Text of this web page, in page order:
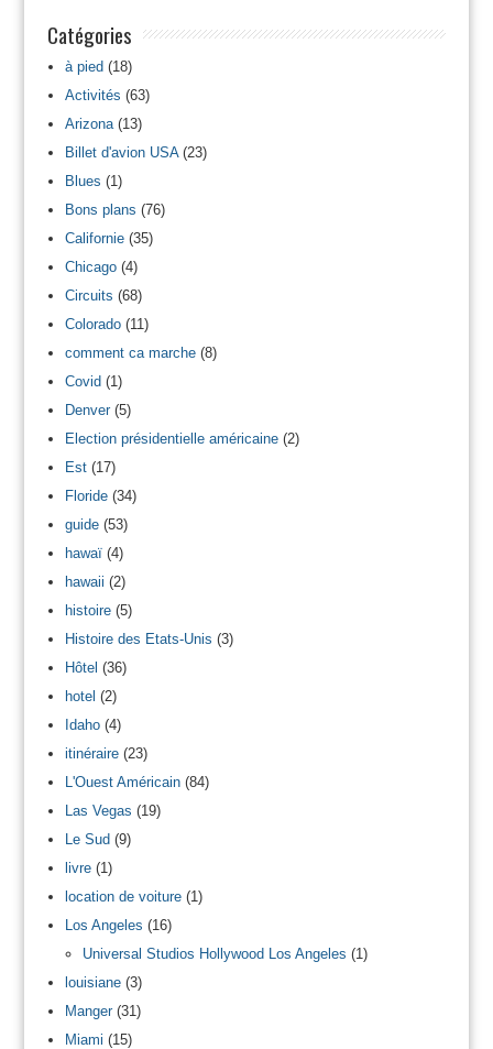
Catégories
à pied (18)
Activités (63)
Arizona(13)
Billet d'avion USA(23)
Blues (1)
Bons plans (76)
Californie(35)
Chicago(4)
Circuits (68)
Colorado(11)
comment ca marche(8)
Covid (1)
Denver(5)
Election présidentielle américaine(2)
Est(17)
Floride(34)
guide(53)
hawaï(4)
hawaii (2)
histoire(5)
Histoire des Etats-Unis (3)
Hôtel (36)
hotel (2)
Idaho(4)
itinéraire(23)
L'Ouest Américain(84)
Las Vegas (19)
Le Sud (9)
livre(1)
location de voiture(1)
Los Angeles (16)
Universal Studios Hollywood Los Angeles (1)
louisiane(3)
Manger(31)
Miami (15)